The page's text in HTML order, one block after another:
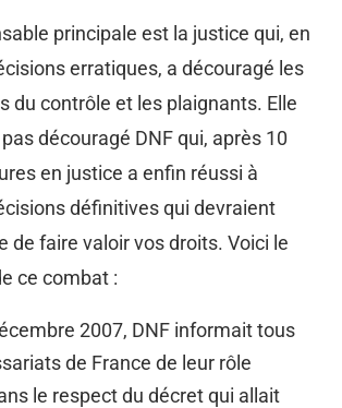
principale est la justice qui, en
erratiques, a découragé les
du contrôle et les plaignants. Elle
découragé DNF qui, après 10
en justice a enfin réussi à
définitives qui devraient
de faire valoir vos droits. Voici le
ce combat :
2007, DNF informait tous
de France de leur rôle
le respect du décret qui allait